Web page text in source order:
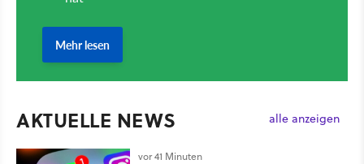
AKTUELLE NEWS alle anzeigen
vor 41 Minuten